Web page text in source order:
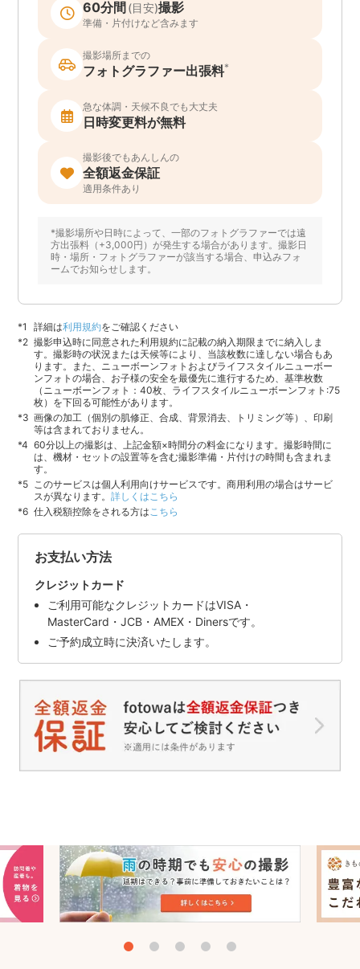
60分間(目安)撮影
準備・片付けなど含みます
撮影場所までの
フォトグラファー出張料*
急な体調・天候不良でも大丈夫
日時変更料が無料
撮影後でもあんしんの
全額返金保証
適用条件あり
*撮影場所や日時によって、一部のフォトグラファーでは遠
方出張料（+3,000円）が発生する場合があります。撮影日
時・場所・フォトグラファーが該当する場合、申込みフォ
ームでお知らせします。
詳細は利用規約をご確認ください
撮影申込時に同意された利用規約に記載の納入期限までに納入しま
す。撮影時の状況または天候等により、当該枚数に達しない場合もあ
ります。また、ニューボーンフォトおよびライフスタイルニューボー
ンフォトの場合、お子様の安全を最優先に進行するため、基準枚数
（ニューボーンフォト：40枚、ライフスタイルニューボーンフォト:75
枚）を下回る可能性があります。
画像の加工（個別の肌修正、合成、背景消去、トリミング等）、印刷
等は含まれておりません。
60分以上の撮影は、上記金額×時間分の料金になります。撮影時間に
は、機材・セットの設置等を含む撮影準備・片付けの時間も含まれま
す。
このサービスは個人利用向けサービスです。商用利用の場合はサービ
スが異なります。詳しくはこちら
仕入税額控除をされる方はこちら
お支払い方法
クレジットカード
ご利用可能なクレジットカードはVISA・
MasterCard・JCB・AMEX・Dinersです。
ご予約成立時に決済いたします。